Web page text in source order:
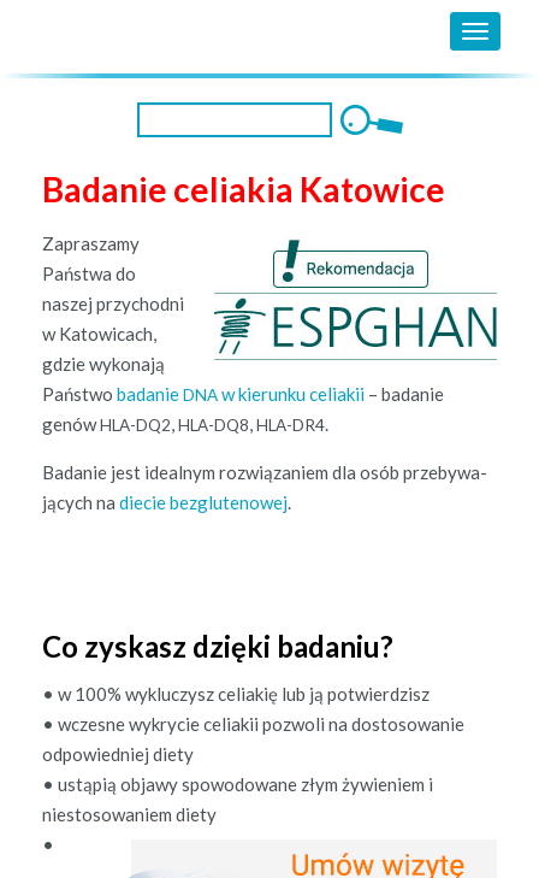
MENU
Badanie celiakia Katowice
Zaprasza­my
Państ­wa do
naszej przy­chod­ni
w Katow­icach,
gdzie wykon­a­ją
Państ­wo badanieDNAw kierunku celi­akii – badanie
genówHLA-DQ2,HLA-DQ8,HLA-DR4.
Badanie jest ide­al­nym rozwiązaniem dla osób prze­by­wa­
ją­cych na diecie bezg­lutenowej.
Co zyskasz dzięki badaniu?
• w 100% wyk­luczysz celi­ak­ię lub ją potwierdzisz
• wczesne wykrycie celi­akii poz­woli na dos­tosowanie
odpowied­niej diety
• ustąpią objawy spowodowane złym żywie­niem i
niestosowaniem diety
•